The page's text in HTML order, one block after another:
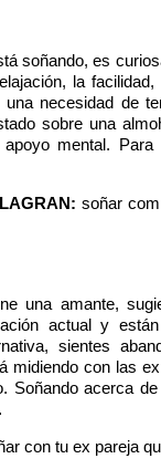
soñando, es
la
unanecesidad de
sobre una
mental. Para
soñar
una amante,
actual y están
sientes
midiendo con las
Soñando acerca
con tu ex pareja